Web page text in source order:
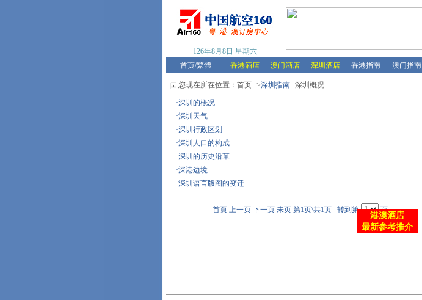
港澳酒店
最新参考推介
126年8月8日 星期六
首页/繁體 香港酒店 澳门酒店 深圳酒店 香港指南 澳门指南
您现在所在位置： 首页-->深圳指南--深圳概况
·深圳的概况
·深圳天气
·深圳行政区划
·深圳人口的构成
·深圳的历史沿革
·深港边境
·深圳语言版图的变迁
首頁 上一页 下一页 未页 第1页\共1页 转到第 页